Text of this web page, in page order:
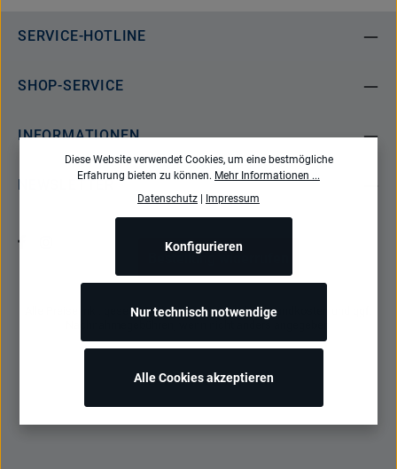
SERVICE-HOTLINE
SHOP-SERVICE
INFORMATIONEN
Bestellung widerrufen
Alle Preise inkl. gesetzl. Mehrwertsteuer zzgl.Versandkosten
Diese Website verwendet Cookies, um eine bestmögliche
Erfahrung bieten zu können. Mehr Informationen ...
Datenschutz
Impressum
Nur technisch notwendige
Konfigurieren
Alle Cookies akzeptieren